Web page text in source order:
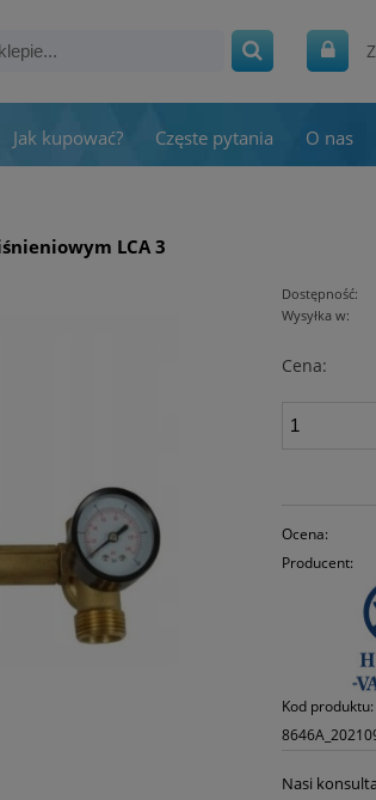
Jak kupować? Częste pytania O nas
LCA 3
Dostępność:
Wysyłka w:
Cena:
Ocena:
Producent:
Kod produktu:
Nasi